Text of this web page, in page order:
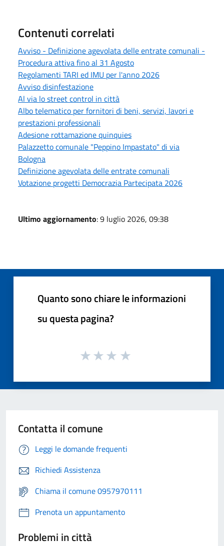
Contenuti correlati
Avviso - Definizione agevolata delle entrate comunali -
Procedura attiva fino al 31 Agosto
Regolamenti TARI ed IMU per l'anno 2026
Avviso disinfestazione
Al via lo street control in città
Albo telematico per fornitori di beni, servizi, lavori e
prestazioni professionali
Adesione rottamazione quinquies
Palazzetto comunale "Peppino Impastato" di via
Bologna
Definizione agevolata delle entrate comunali
Votazione progetti Democrazia Partecipata 2026
Ultimo aggiornamento: 9 luglio 2026, 09:38
Quanto sono chiare le informazioni
su questa pagina?
Contatta il comune
Leggi le domande frequenti
Richiedi Assistenza
Chiama il comune 0957970111
Prenota un appuntamento
Problemi in città